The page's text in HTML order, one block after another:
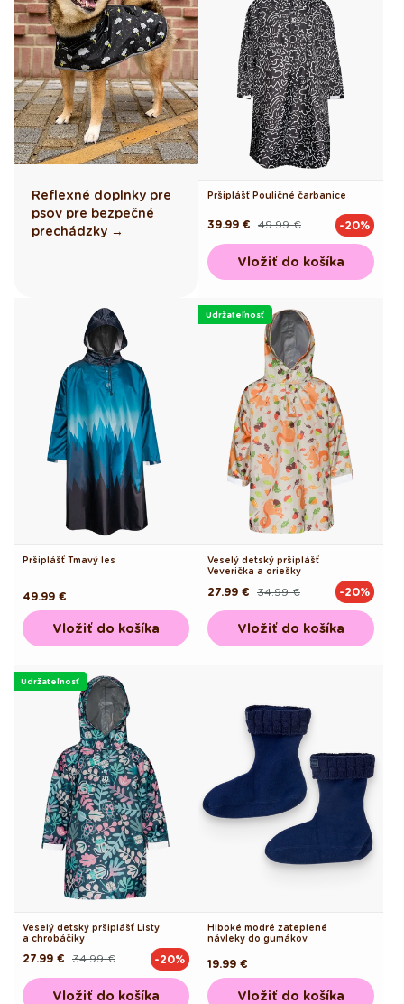
Reflexné doplnky pre
psov pre bezpečné
prechádzky →
Pršiplášť Pouličné čarbanice
Pôvodná49.99 €
Akciová
39.99 € -20%
Vložiť do košíka
Pršiplášť Tmavý les
Pôvodná
cena
49.99 €
Vložiť do košíka
Udržateľnosť
Veselý detský pršiplášť
Veverička a oriešky
Pôvodná34.99 €
Akciová
27.99 € -20%
Vložiť do košíka
Udržateľnosť
Veselý detský pršiplášť Listy
a chrobáčiky
Pôvodná34.99 €
Akciová
27.99 € -20%
Vložiť do košíka
Hlboké modré zateplené
návleky do gumákov
Pôvodná
cena
19.99 €
Vložiť do košíka